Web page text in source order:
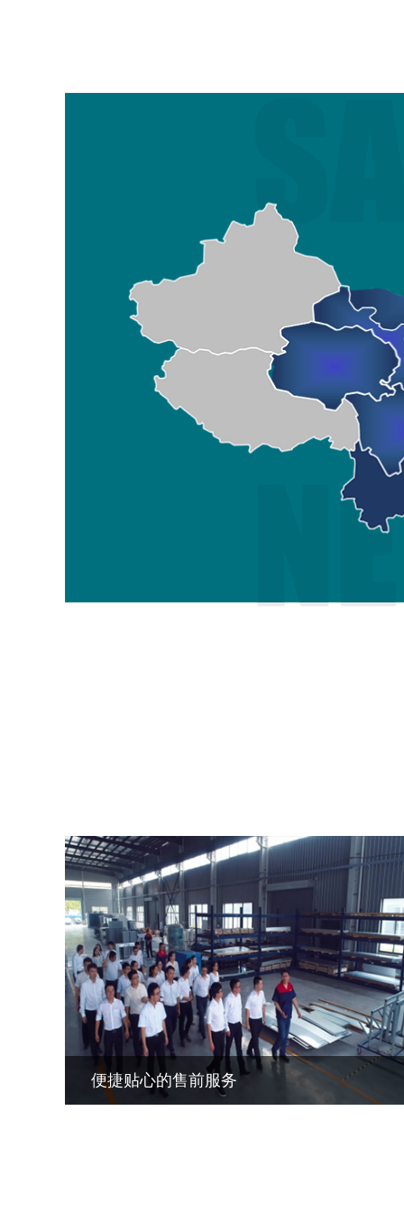
便捷贴心的售前服务